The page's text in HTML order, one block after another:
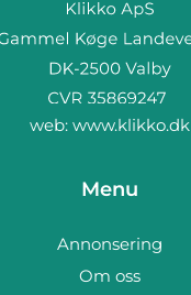
web: www.klikko.dk
Menu
Annonsering
Om oss